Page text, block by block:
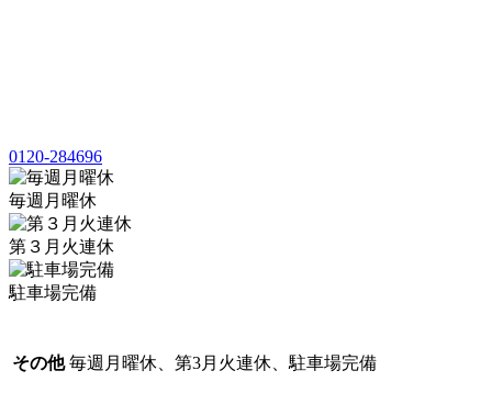
0120-284696
毎週月曜休
第３月火連休
駐車場完備
その他 毎週月曜休、第3月火連休、駐車場完備